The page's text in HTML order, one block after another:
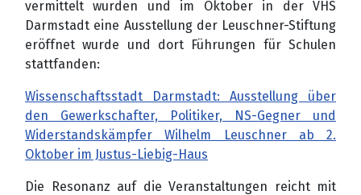
vermittelt wurden und im Oktober in der VHS
Darmstadt eine Ausstellung der Leuschner-Stiftung
eröffnet wurde und dort Führungen für Schulen
stattfanden:
Wissenschaftsstadt Darmstadt: Ausstellung über
den Gewerkschafter, Politiker, NS-Gegner und
Widerstandskämpfer Wilhelm Leuschner ab 2.
Oktober im Justus-Liebig-Haus
Die Resonanz auf die Veranstaltungen reicht mit